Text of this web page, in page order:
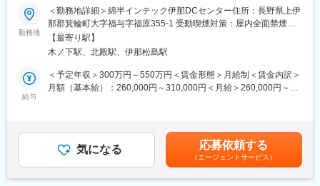
変更の範囲：会社の定める業務
■出張について：
出張は日帰りのものから宿泊を伴うものもあります。
費用はすべて会社がお支払いしますが、別途出張手当を支給させ
ていただきます。
量をもって計画を立てることができます。
・対象顧客：化学品、食料品メーカー（既存：新規＝６：４）※現
商事事業部全体：13名、フレキシブルコンテナバッグ：5名（課
長40代1名、営業20代4名）
職場の雰囲気は非常に良くとても親しみやすい方ばかりですので
安心して働ける環境です。
す。配送ルートは決まっているので、覚えてしまえば心配はいり
ません。
取扱い商品は日用雑貨や家庭用品、文具、インテリア、DIY、園芸
用品、家電、カー用品などでカゴ車での配送になります。大型免
許をお持ちの方であれば未経験の方でも大歓迎です！
■業務詳細
2022年7月に箕輪町に新たに物流センターを立ち上げます。プラ
箕輪町、伊那市、飯田市、諏訪市、塩尻市、松本市、安曇野市、
千曲市、長野市、須坂市、中野市となります。
勤務地
＜勤務地詳細＞綿半インテック伊那DCセンター住所：長野県上伊
那郡箕輪町大字福与字福原355-1 受動喫煙対策：屋内全面禁煙変
更の範囲：会社の定める事業所
【最寄り駅】
木ノ下駅、北殿駅、伊那松島駅
給与
＜予定年収＞300万円～550万円＜賃金形態＞月給制＜賃金内訳＞
月額（基本給）：260,000円～310,000円＜月給＞260,000円～
気になる 応募依頼する
（エージェントサービス）